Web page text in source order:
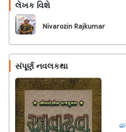
લેખક વિશે
Nivarozin Rajkumar
સંપૂર્ણ નવલકથા